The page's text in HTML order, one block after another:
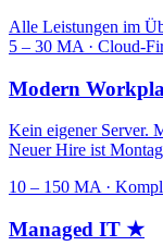
Alle Leistungen im
5 – 30 MA · Cloud-
Modern
Kein eigener Server.
Neuer Hire ist
10 – 150 MA ·
Managed IT ★